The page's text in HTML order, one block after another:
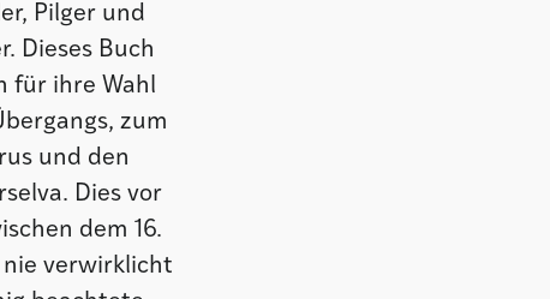
Pilger und
Dieses Buch
für ihre Wahl
zum
und den
Dies vor
dem 16.
nie verwirklicht